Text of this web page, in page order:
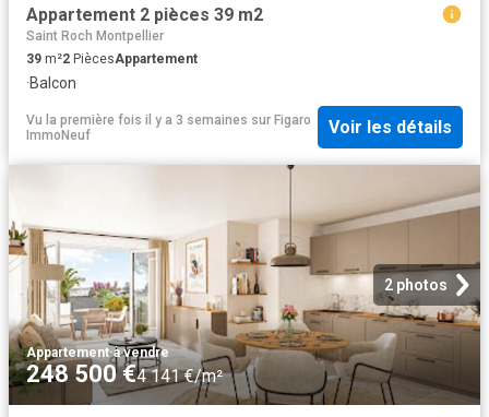
Appartement 2 pièces 39 m2
Saint Roch Montpellier
39 m²2 PiècesAppartement
·Balcon
Vu la première fois il y a 3 semaines sur Figaro
ImmoNeuf
Voir les détails
2 photos
Appartement·à vendre
248 500 €4 141 €/m²